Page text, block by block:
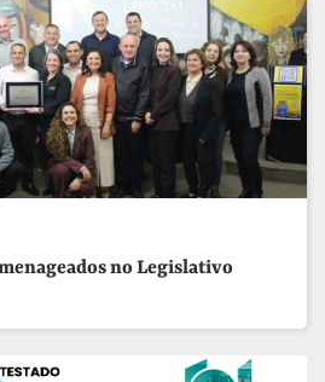
no Legislativo